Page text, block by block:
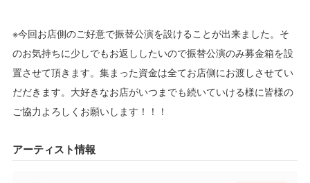
※今回お店側のご好意で振替公演を設けることが出来ました。そ
のお気持ちに少しでもお返ししたいので振替公演のみ募金箱を設
置させて頂きます。集まった資金は全てお店側にお渡しさせてい
だだきます。大好きなお店がいつまでも続いていける様に皆様の
ご協力よろしくお願いします！！！
アーティスト情報